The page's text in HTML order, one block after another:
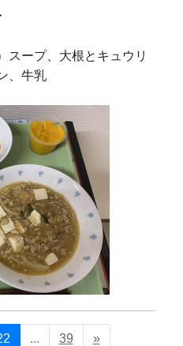
スープ、大根とキュウリ
、牛乳
... 39 »